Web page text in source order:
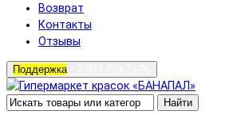
Возврат
Контакты
Отзывы
Поддержка
Найти